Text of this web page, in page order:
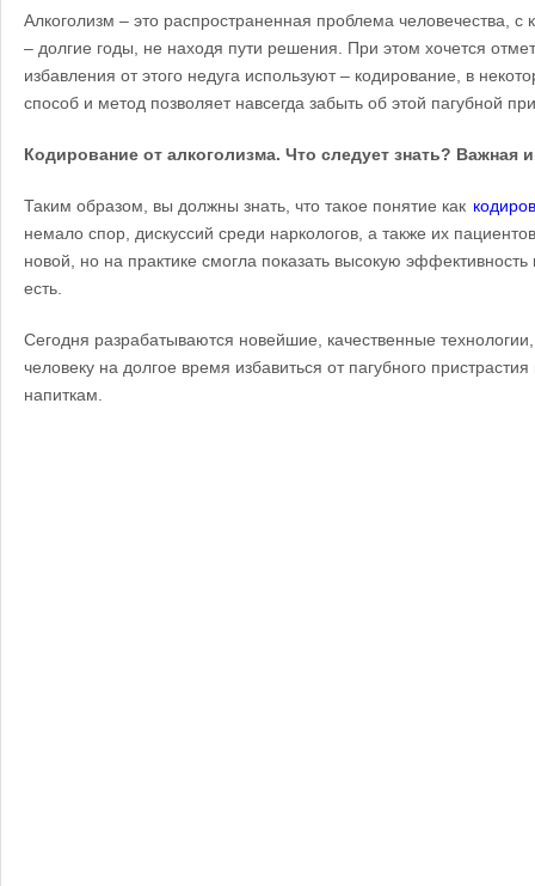
Алкоголизм – это распространенная проблема человечества, с
– долгие годы, не находя пути решения. При этом хочется
избавления от этого недуга используют – кодирование, в
способ и метод позволяет навсегда забыть об этой пагубной
Кодирование от алкоголизма. Что следует знать? Важная
Таким образом, вы должны знать, что такое понятие как
немало спор, дискуссий среди наркологов, а также их
новой, но на практике смогла показать высокую эффективность
есть.
Сегодня разрабатываются новейшие, качественные
человеку на долгое время избавиться от пагубного
напиткам.